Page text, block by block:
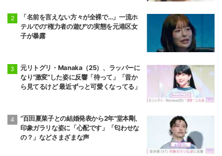
「名前を言えない方々が全裸で…」一流ホ
テルでの"権力者の遊び"の実態を元港区女
子が暴露
元リトグリ・Manaka（25）、ラッパーに
なり“激変”した姿に反響「待って」「昔か
ら見てるけど 最近ずっと可愛くなってる」
“百田夏菜子との結婚発表から2年”堂本剛、
印象ガラリな姿に「心配です」「匂わせな
の？」などさまざまな声